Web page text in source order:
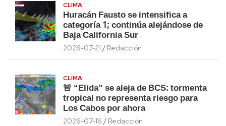
CLIMA
Huracán Fausto se intensifica a
categoría 1; continúa alejándose de
Baja California Sur
2026-07-21 Redacción
CLIMA
🚨 “Elida” se aleja de BCS: tormenta
tropical no representa riesgo para
Los Cabos por ahora
2026-07-16 Redacción